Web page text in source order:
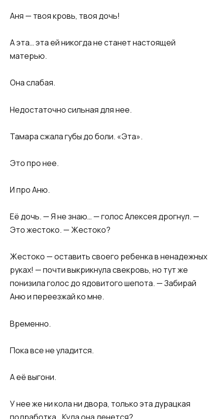
Аня — твоя кровь, твоя дочь!
А эта… эта ей никогда не станет настоящей
матерью.
Она слабая.
Недостаточно сильная для нее.
Тамара сжала губы до боли. «Эта».
Это про нее.
И про Аню.
Её дочь. — Я не знаю… — голос Алексея дрогнул. —
Это жестоко. — Жестоко?
Жестоко — оставить своего ребенка в ненадежных
руках! — почти выкрикнула свекровь, но тут же
понизила голос до ядовитого шепота. — Забирай
Аню и переезжай ко мне.
Временно.
Пока все не уладится.
А её выгони.
У нее же ни кола ни двора, только эта дурацкая